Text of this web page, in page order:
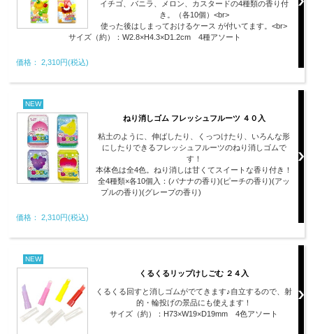
イチゴ、バニラ、メロン、カスタードの4種類の香り付
き。（各10個）<br>
使った後はしまっておけるケース が付いてます。<br>
サイズ（約）：W2.8×H4.3×D1.2cm 4種アソート
価格： 2,310円(税込)
NEW
ねり消しゴム フレッシュフルーツ ４０入
粘土のように、伸ばしたり、くっつけたり、いろんな形
にしたりできるフレッシュフルーツのねり消しゴムで
す！
本体色は全4色。ねり消しは甘くてスイートな香り付き！
全4種類×各10個入：(バナナの香り)(ピーチの香り)(アッ
プルの香り)(グレープの香り)
価格： 2,310円(税込)
NEW
くるくるリップけしごむ ２４入
くるくる回すと消しゴムがでてきます♪自立するので、射
的・輪投げの景品にも使えます！
サイズ（約）：H73×W19×D19mm 4色アソート